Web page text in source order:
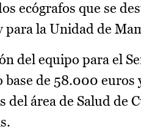
ecógrafos que se
para la Unidad de
del equipo para el
base de 58.000
del área de Salud de